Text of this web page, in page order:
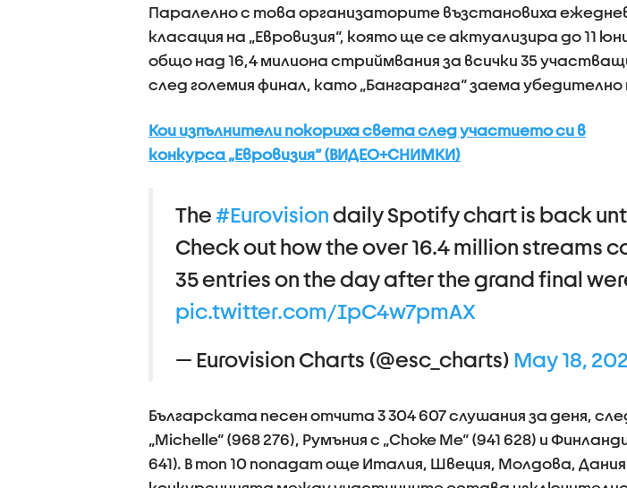
Паралелно с това организаторите възстановиха
класация на „Евровизия“, която ще се актуализира до 11
общо над 16,4 милиона стриймвания за всички 35
след големия финал, като „Бангаранга“ заема
Кои изпълнители покориха света след участието си в
конкурса „Евровизия“ (ВИДЕО+СНИМКИ)
The#Eurovisiondaily Spotify chart is back
Check out how the over 16.4 million streams
35 entries on the day after the grand final
pic.twitter.com/IpC4w7pmAX
— Eurovision Charts (@esc_charts) May 18,
Българската песен отчита 3 304 607 слушания за деня,
„Michelle“ (968 276), Румъния с „Choke Me“ (941 628) и
641). В топ 10 попадат още Италия, Швеция, Молдова, Дания